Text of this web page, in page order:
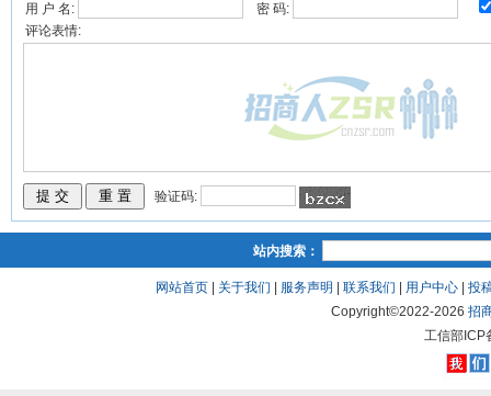
用 户 名:
密 码:
评论表情:
验证码:
站内搜索：
网站首页 关于我们 服务声明 联系我们 用户中心
投
Copyright©2022-2026招
工信部ICP